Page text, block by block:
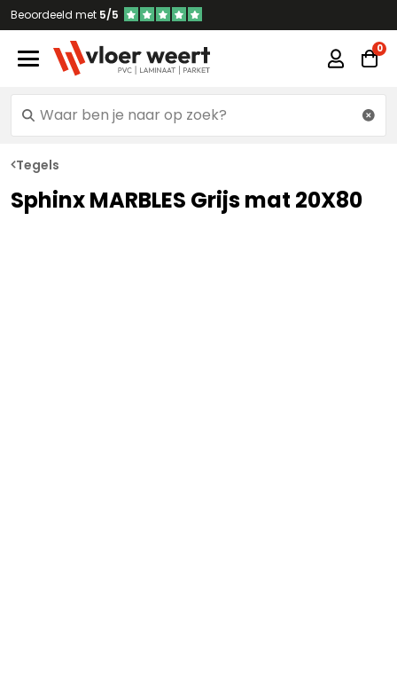
Beoordeeld met 5/5
Tegels
Sphinx MARBLES Grijs mat 20X80